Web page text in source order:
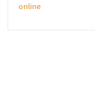
online